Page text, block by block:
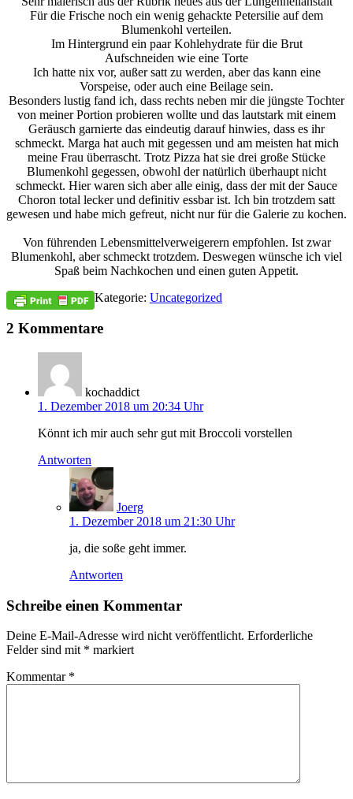
Für die Frische noch ein wenig gehackte Petersilie auf dem
Blumenkohl verteilen.
Im Hintergrund ein paar Kohlehydrate für die Brut
Aufschneiden wie eine Torte
Ich hatte nix vor, außer satt zu werden, aber das kann eine
Vorspeise, oder auch eine Beilage sein.
Besonders lustig fand ich, dass rechts neben mir die jüngste Tochter
von meiner Portion probieren wollte und das lautstark mit einem
Geräusch garnierte das eindeutig darauf hinwies, dass es ihr
schmeckt. Marga hat auch mit gegessen und am meisten hat mich
meine Frau überrascht. Trotz Pizza hat sie drei große Stücke
Blumenkohl gegessen, obwohl der natürlich überhaupt nicht
schmeckt. Hier waren sich aber alle einig, dass der mit der Sauce
Choron total lecker und definitiv essbar ist. Ich bin trotzdem satt
gewesen und habe mich gefreut, nicht nur für die Galerie zu kochen.
Von führenden Lebensmittelverweigerern empfohlen. Ist zwar
Blumenkohl, aber schmeckt trotzdem. Deswegen wünsche ich viel
Spaß beim Nachkochen und einen guten Appetit.
Kategorie: Uncategorized
2 Kommentare
kochaddict
1. Dezember 2018 um 20:34 Uhr
Könnt ich mir auch sehr gut mit Broccoli vorstellen
Antworten
Joerg
1. Dezember 2018 um 21:30 Uhr
ja, die soße geht immer.
Antworten
Schreibe einen Kommentar
Deine E-Mail-Adresse wird nicht veröffentlicht. Erforderliche
Felder sind mit * markiert
Kommentar *